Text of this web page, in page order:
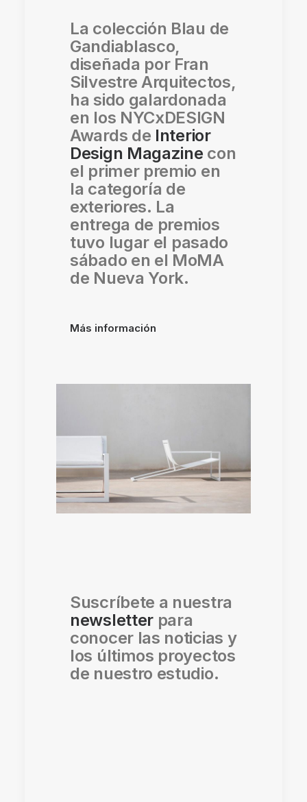
La colección Blau de
Gandiablasco,
diseñada por Fran
Silvestre Arquitectos,
ha sido galardonada
en los NYCxDESIGN
Awards de Interior
Design Magazine con
el primer premio en
la categoría de
exteriores. La
entrega de premios
tuvo lugar el pasado
sábado en el MoMA
de Nueva York.
Más información
Suscríbete a nuestra
newsletter para
conocer las noticias y
los últimos proyectos
de nuestro estudio.